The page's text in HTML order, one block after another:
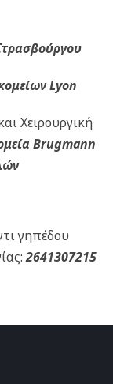
Lyon
Χειρουργική
Brugmann
γηπέδου
2641307215